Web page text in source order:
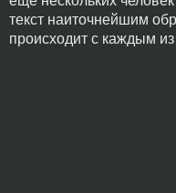
текст наиточнейшим
происходит с каждым